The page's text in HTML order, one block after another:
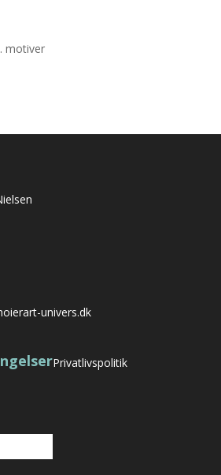
motiver
univers.dk
Privatlivspolitik